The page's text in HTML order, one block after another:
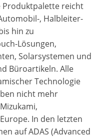
Produktpalette reicht
, Halbleiter-
hin zu
Lösungen,
Solarsystemen und
Büroartikeln. Alle
Technologie
nicht mehr
In den letzten
auf ADAS (Advanced